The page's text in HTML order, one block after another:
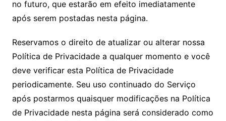
no futuro, que estarão em efeito imediatamente
após serem postadas nesta página.
Reservamos o direito de atualizar ou alterar nossa
Política de Privacidade a qualquer momento e você
deve verificar esta Política de Privacidade
periodicamente. Seu uso continuado do Serviço
após postarmos quaisquer modificações na Política
de Privacidade nesta página será considerado como